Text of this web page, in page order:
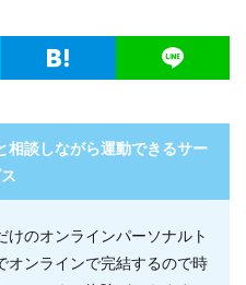
相談しながら運動できるサー
けのオンラインパーソナルト
オンラインで完結するので時